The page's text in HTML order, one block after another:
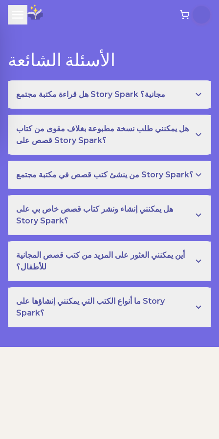
الأسئلة الشائعة
هل قراءة مكتبة مجتمع Story Spark مجانية؟
هل يمكنني طلب نسخة مطبوعة بغلاف مقوى من كتاب
قصص على Story Spark؟
من ينشئ كتب قصص في مكتبة مجتمع Story Spark؟
هل يمكنني إنشاء ونشر كتاب قصص خاص بي على
Story Spark؟
أين يمكنني العثور على المزيد من كتب قصص المجانية
للأطفال؟
ما أنواع الكتب التي يمكنني إنشاؤها على Story
Spark؟